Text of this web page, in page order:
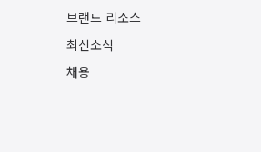
브랜드 리소스
최신소식
채용